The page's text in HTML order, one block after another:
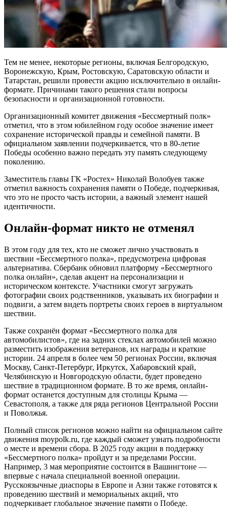
Тем не менее, некоторые регионы, включая Белгородскую,
Воронежскую, Крым, Ростовскую, Саратовскую области и
Татарстан, решили провести акцию исключительно в онлайн-
формате. Причинами такого решения стали вопросы
безопасности и организационной готовности.
Организационный комитет движения «Бессмертный полк»
отметил, что в этом юбилейном году особое значение имеет
сохранение исторической правды и семейной памяти. В
официальном заявлении подчеркивается, что в 80-летие
Победы особенно важно передать эту память следующему
поколению.
Заместитель главы ГК «Ростех» Николай Волобуев также
отметил важность сохранения памяти о Победе, подчеркивая,
что это не просто часть истории, а важный элемент нашей
идентичности.
Онлайн-формат никто не отменял
В этом году для тех, кто не сможет лично участвовать в
шествии «Бессмертного полка», предусмотрена цифровая
альтернатива. Сбербанк обновил платформу «Бессмертного
полка онлайн», сделав акцент на персонализации и
историческом контексте. Участники смогут загружать
фотографии своих родственников, указывать их биографии и
подвиги, а затем видеть портреты своих героев в виртуальном
шествии.
Также сохранён формат «Бессмертного полка для
автомобилистов», где на задних стеклах автомобилей можно
разместить изображения ветеранов, их награды и краткие
истории. 24 апреля в более чем 50 регионах России, включая
Москву, Санкт-Петербург, Иркутск, Хабаровский край,
Челябинскую и Новгородскую области, будет проведено
шествие в традиционном формате. В то же время, онлайн-
формат останется доступным для столицы Крыма —
Севастополя, а также для ряда регионов Центральной России
и Поволжья.
Полный список регионов можно найти на официальном сайте
движения moypolk.ru, где каждый сможет узнать подробности
о месте и времени сбора. В 2025 году акции в поддержку
«Бессмертного полка» пройдут и за пределами России.
Например, 3 мая мероприятие состоится в Вашингтоне —
впервые с начала специальной военной операции.
Русскоязычные диаспоры в Европе и Азии также готовятся к
проведению шествий и мемориальных акций, что
подчеркивает глобальное значение памяти о Победе.